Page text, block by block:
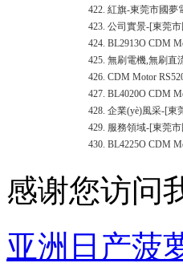
422. 紅旗-東莞市國夢
423. 公司實景-[東莞
424. BL2913O CDM
425. 無刷電機,無刷直
426. CDM Motor
427. BL4020O CDM
428. 企業(yè)風采-[東
429. 服務領域-[東莞
430. BL4225O CDM
感谢您访问
亚洲日产菠